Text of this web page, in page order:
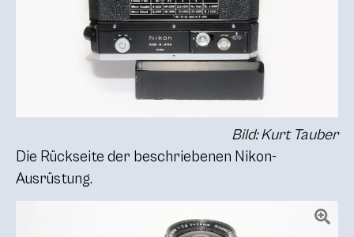
Bild: Kurt Tauber
Die Rückseite der beschriebenen Nikon-
Ausrüstung.